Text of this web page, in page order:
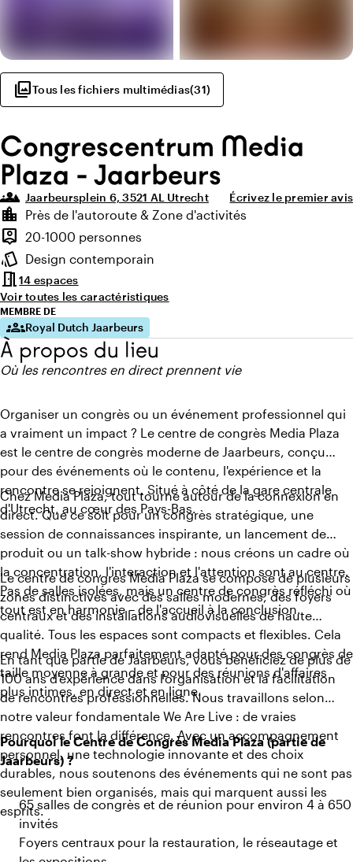
photo_libraryTous les fichiers multimédias(31)
Congrescentrum Media
Plaza - Jaarbeurs
groups_3 Jaarbeursplein 6, 3521 AL Utrecht Écrivez le premier avis
Points forts
location_city
Environnement
Près de l'autoroute & Zone d'activités
person_pin
Capacité
20-1000 personnes
style
Ambiance
Design contemporain
meeting_room14 espaces
Voir toutes les caractéristiques
MEMBRE DE
groupsRoyal Dutch Jaarbeurs
À propos du lieu
Où les rencontres en direct prennent vie
Organiser un congrès ou un événement professionnel qui
a vraiment un impact ? Le centre de congrès Media Plaza
est le centre de congrès moderne de Jaarbeurs, conçu
pour des événements où le contenu, l'expérience et la
rencontre se rejoignent. Situé à côté de la gare centrale
d'Utrecht, au cœur des Pays-Bas.
Chez Media Plaza, tout tourne autour de la connexion en
direct. Que ce soit pour un congrès stratégique, une
session de connaissances inspirante, un lancement de
produit ou un talk-show hybride : nous créons un cadre où
la concentration, l'interaction et l'attention sont au centre.
Pas de salles isolées, mais un centre de congrès réfléchi où
tout est en harmonie – de l'accueil à la conclusion.
Le centre de congrès Media Plaza se compose de plusieurs
zones distinctives avec des salles modernes, des foyers
centraux et des installations audiovisuelles de haute
qualité. Tous les espaces sont compacts et flexibles. Cela
rend Media Plaza parfaitement adapté pour des congrès de
taille moyenne à grande et pour des réunions d'affaires
plus intimes, en direct et en ligne.
En tant que partie de Jaarbeurs, vous bénéficiez de plus de
100 ans d'expérience dans l'organisation et la facilitation
de rencontres professionnelles. Nous travaillons selon
notre valeur fondamentale We Are Live : de vraies
rencontres font la différence. Avec un accompagnement
personnel, une technologie innovante et des choix
durables, nous soutenons des événements qui ne sont pas
seulement bien organisés, mais qui marquent aussi les
esprits.
Pourquoi le Centre de Congrès Media Plaza (partie de
Jaarbeurs) ?
65 salles de congrès et de réunion pour environ 4 à 650
invités
Foyers centraux pour la restauration, le réseautage et